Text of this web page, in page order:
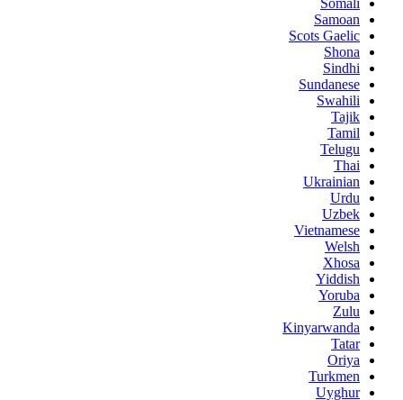
Samoan
Scots Gaelic
Shona
Sindhi
Sundanese
Swahili
Tajik
Tamil
Telugu
Thai
Ukrainian
Urdu
Uzbek
Vietnamese
Welsh
Xhosa
Yiddish
Yoruba
Zulu
Kinyarwanda
Tatar
Oriya
Turkmen
Uyghur